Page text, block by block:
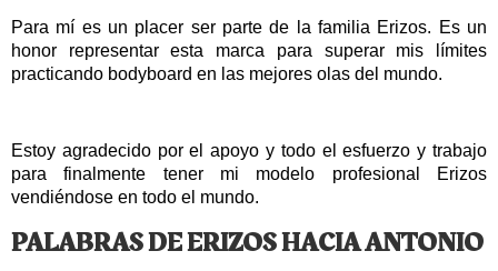
Para mí es un placer ser parte de la familia Erizos. Es un
honor representar esta marca para superar mis límites
practicando bodyboard en las mejores olas del mundo.
Estoy agradecido por el apoyo y todo el esfuerzo y trabajo
para finalmente tener mi modelo profesional Erizos
vendiéndose en todo el mundo.
PALABRAS DE ERIZOS HACIA ANTONIO